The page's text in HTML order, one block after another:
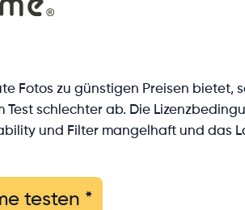
Fotos zu günstigen Preisen bietet,
Test schlechter ab. Die
und Filter mangelhaft und das
testen *